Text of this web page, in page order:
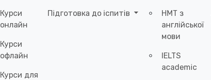
Курси
онлайн
Курси
офлайн
Курси для
Підготовка до іспитів
НМТ з
англійської
мови
IELTS
academic